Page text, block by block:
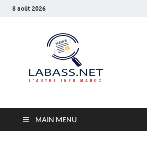
8 août 2026
MAIN MENU